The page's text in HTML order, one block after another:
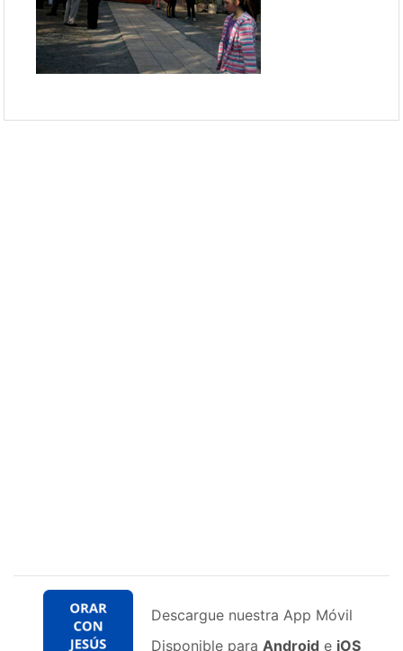
Descargue nuestra App Móvil
Disponible para Android e iOS